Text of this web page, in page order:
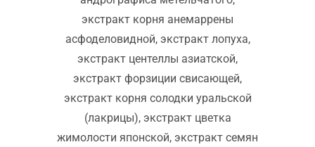
экстракт корня анемаррены
асфоделовидной, экстракт лопуха,
экстракт центеллы азиатской,
экстракт форзиции свисающей,
экстракт корня солодки уральской
(лакрицы), экстракт цветка
жимолости японской, экстракт семян